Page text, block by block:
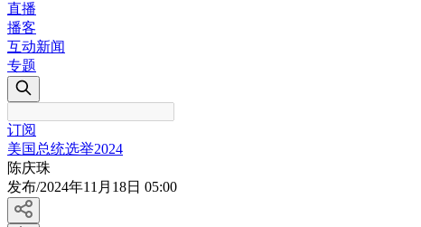
直播
播客
互动新闻
专题
订阅
美国总统选举2024
陈庆珠
发布/2024年11月18日 05:00